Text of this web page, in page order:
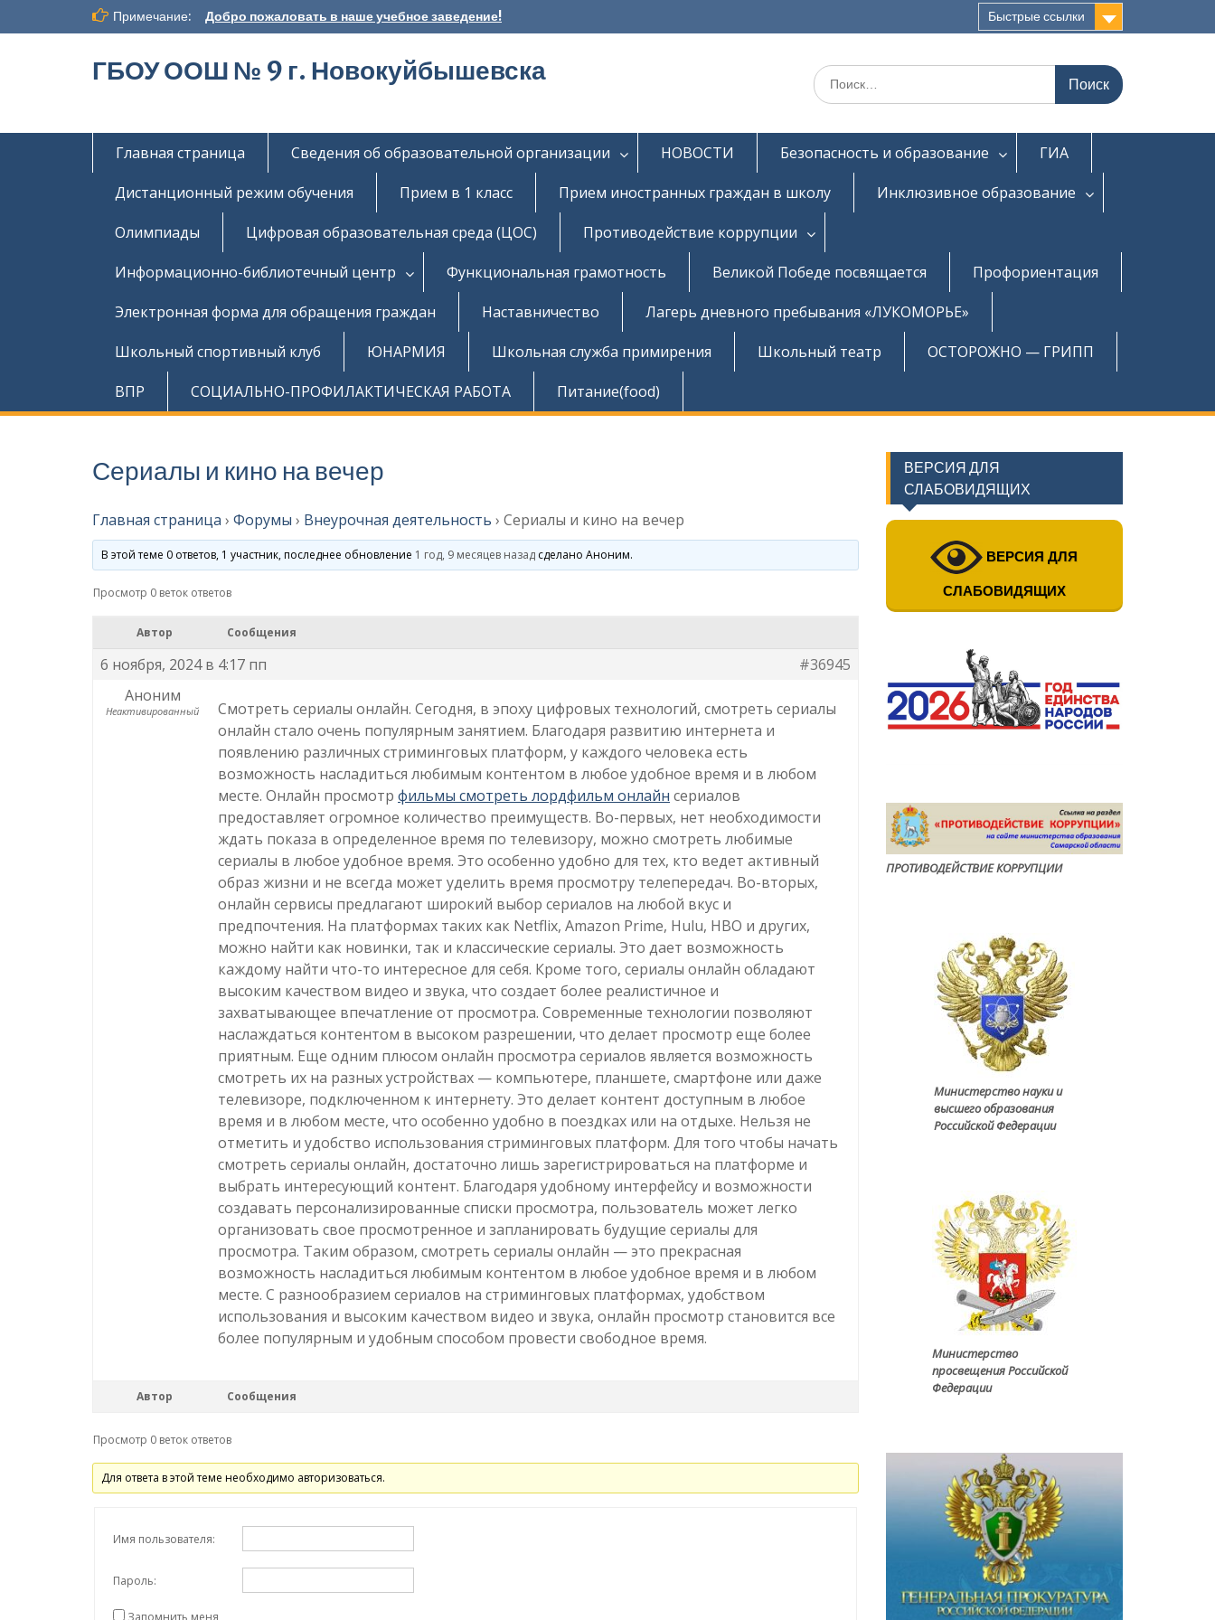
Примечание: Добро пожаловать в наше учебное заведение! Быстрые ссылки
ГБОУ ООШ № 9 г. Новокуйбышевска Искать:
Главная страница Сведения об образовательной организации НОВОСТИ Безопасность и образование
ГИА
Дистанционный режим обучения
Прием в 1 класс Прием иностранных граждан в школу
Инклюзивное образование
Олимпиады
Цифровая образовательная среда (ЦОС)
Противодействие коррупции
Информационно-библиотечный центр
Функциональная грамотность Великой Победе посвящается
Профориентация
Электронная форма для обращения граждан
Наставничество
Лагерь дневного пребывания «ЛУКОМОРЬЕ»
Школьный спортивный клуб
ЮНАРМИЯ Школьная служба примирения Школьный театр
ОСТОРОЖНО — ГРИПП
ВПР
СОЦИАЛЬНО-ПРОФИЛАКТИЧЕСКАЯ РАБОТА Питание(food)
Сериалы и кино на вечер
Главная страница › Форумы › Внеурочная деятельность › Сериалы и кино на вечер
В этой теме 0 ответов, 1 участник, последнее обновление 1 год, 9 месяцев назад сделаноАноним.
Просмотр 0 веток ответов
Автор Сообщения
6 ноября, 2024 в 4:17 пп
#36945
Аноним
Неактивированный
Смотреть сериалы онлайн. Сегодня, в эпоху цифровых технологий, смотреть сериалы
онлайн стало очень популярным занятием. Благодаря развитию интернета и
появлению различных стриминговых платформ, у каждого человека есть
возможность насладиться любимым контентом в любое удобное время и в любом
месте. Онлайн просмотр фильмы смотреть лордфильм онлайн сериалов
предоставляет огромное количество преимуществ. Во-первых, нет необходимости
ждать показа в определенное время по телевизору, можно смотреть любимые
сериалы в любое удобное время. Это особенно удобно для тех, кто ведет активный
образ жизни и не всегда может уделить время просмотру телепередач. Во-вторых,
онлайн сервисы предлагают широкий выбор сериалов на любой вкус и
предпочтения. На платформах таких как Netflix, Amazon Prime, Hulu, HBO и других,
можно найти как новинки, так и классические сериалы. Это дает возможность
каждому найти что-то интересное для себя. Кроме того, сериалы онлайн обладают
высоким качеством видео и звука, что создает более реалистичное и
захватывающее впечатление от просмотра. Современные технологии позволяют
наслаждаться контентом в высоком разрешении, что делает просмотр еще более
приятным. Еще одним плюсом онлайн просмотра сериалов является возможность
смотреть их на разных устройствах — компьютере, планшете, смартфоне или даже
телевизоре, подключенном к интернету. Это делает контент доступным в любое
время и в любом месте, что особенно удобно в поездках или на отдыхе. Нельзя не
отметить и удобство использования стриминговых платформ. Для того чтобы начать
смотреть сериалы онлайн, достаточно лишь зарегистрироваться на платформе и
выбрать интересующий контент. Благодаря удобному интерфейсу и возможности
создавать персонализированные списки просмотра, пользователь может легко
организовать свое просмотренное и запланировать будущие сериалы для
просмотра. Таким образом, смотреть сериалы онлайн — это прекрасная
возможность насладиться любимым контентом в любое удобное время и в любом
месте. С разнообразием сериалов на стриминговых платформах, удобством
использования и высоким качеством видео и звука, онлайн просмотр становится все
более популярным и удобным способом провести свободное время.
Автор Сообщения
Просмотр 0 веток ответов
Для ответа в этой теме необходимо авторизоваться.
Имя пользователя:
Пароль:
Запомнить меня
ВЕРСИЯ ДЛЯ
СЛАБОВИДЯЩИХ
ВЕРСИЯ ДЛЯ
СЛАБОВИДЯЩИХ
ПРОТИВОДЕЙСТВИЕ КОРРУПЦИИ
Министерство науки и
высшего образования
Российской Федерации
Министерство
просвещения Российской
Федерации